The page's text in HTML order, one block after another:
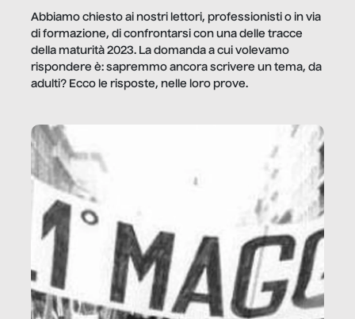
Abbiamo chiesto ai nostri lettori, professionisti o in via
di formazione, di confrontarsi con una delle tracce
della maturità 2023. La domanda a cui volevamo
rispondere è: sapremmo ancora scrivere un tema, da
adulti? Ecco le risposte, nelle loro prove.